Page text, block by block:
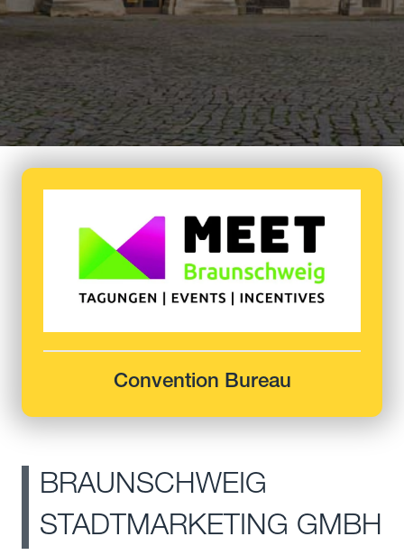
BRAUNSCHWEIG
STADTMARKETING GMBH
Convention Bureau